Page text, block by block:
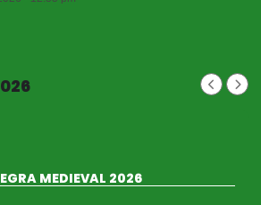
MEDIEVAL 2026